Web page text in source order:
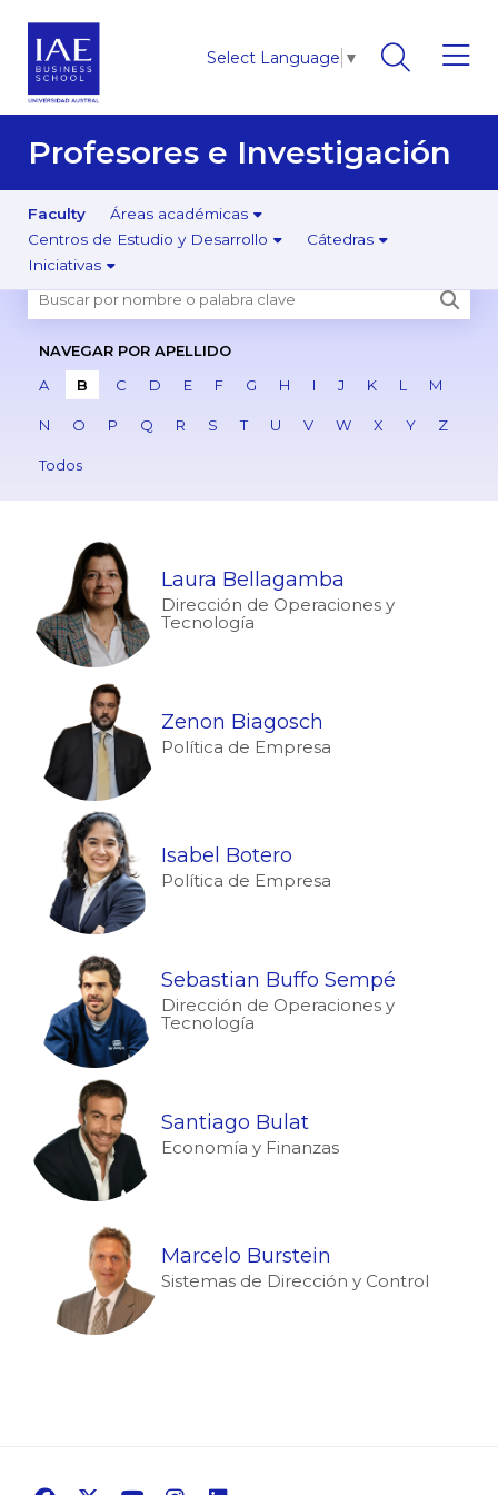
Select Language ▼
Profesores e Investigación
Faculty
Áreas académicas
Centros de Estudio y Desarrollo
Cátedras
Iniciativas
NAVEGAR POR APELLIDO
A
B C D E F G H I J K L M
N O P Q R S T U V W X Y Z
Todos
Laura Bellagamba
Dirección de Operaciones y
Tecnología
Zenon Biagosch
Política de Empresa
Isabel Botero
Política de Empresa
Sebastian Buffo Sempé
Dirección de Operaciones y
Tecnología
Santiago Bulat
Economía y Finanzas
Marcelo Burstein
Sistemas de Dirección y Control